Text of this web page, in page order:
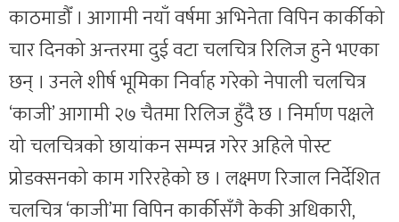
काठमाडौँ । आगामी नयाँ वर्षमा अभिनेता विपिन कार्कीको
चार दिनको अन्तरमा दुई वटा चलचित्र रिलिज हुने भएका
छन् । उनले शीर्ष भूमिका निर्वाह गरेको नेपाली चलचित्र
‘काजी’ आगामी २७ चैतमा रिलिज हुँदै छ । निर्माण पक्षले
यो चलचित्रको छायांकन सम्पन्न गरेर अहिले पोस्ट
प्रोडक्सनको काम गरिरहेको छ । लक्ष्मण रिजाल निर्देशित
चलचित्र ‘काजी’मा विपिन कार्कीसँगै केकी अधिकारी,